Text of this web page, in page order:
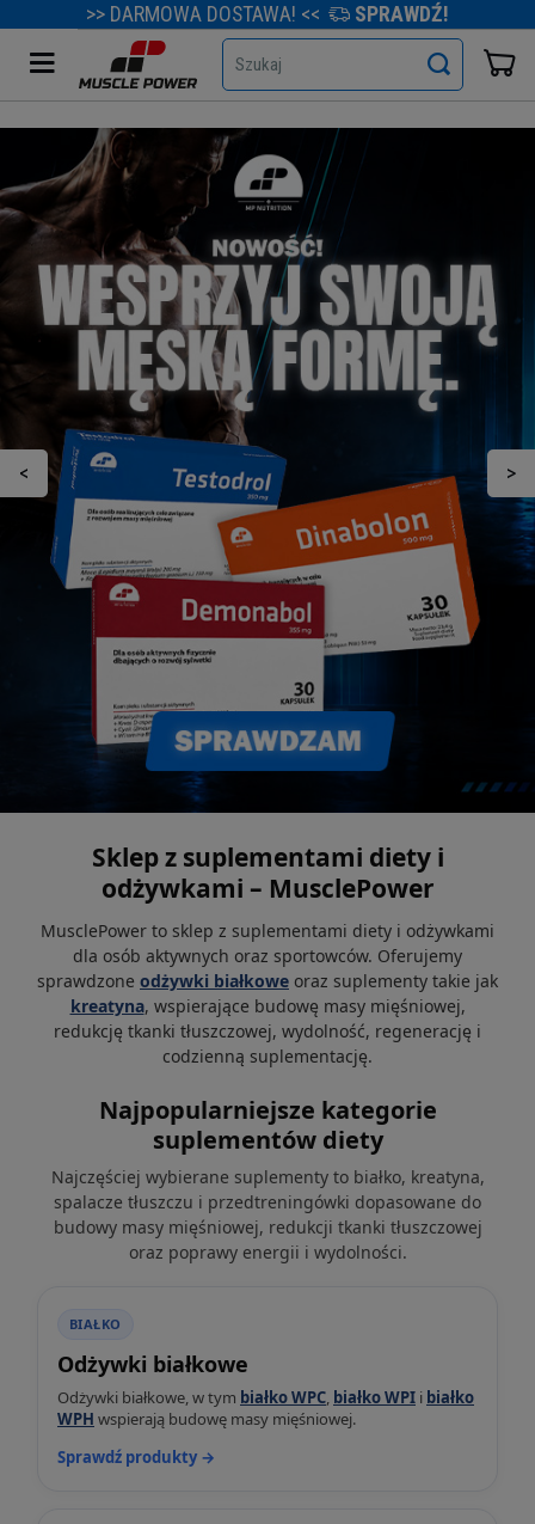
>> DARMOWA DOSTAWA! << SPRAWDŹ!
Szukaj
< >
Sklep z suplementami diety i
odżywkami – MusclePower
MusclePower to sklep z suplementami diety i odżywkami
dla osób aktywnych oraz sportowców. Oferujemy
sprawdzone odżywki białkowe oraz suplementy takie jak
kreatyna, wspierające budowę masy mięśniowej,
redukcję tkanki tłuszczowej, wydolność, regenerację i
codzienną suplementację.
Najpopularniejsze kategorie
suplementów diety
Najczęściej wybierane suplementy to białko, kreatyna,
spalacze tłuszczu i przedtreningówki dopasowane do
budowy masy mięśniowej, redukcji tkanki tłuszczowej
oraz poprawy energii i wydolności.
BIAŁKO
Odżywki białkowe
Odżywki białkowe, w tym białko WPC, białko WPI i białko
WPH wspierają budowę masy mięśniowej.
Sprawdź produkty →